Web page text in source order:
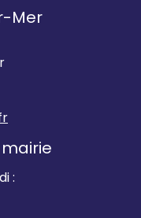
Mer
: